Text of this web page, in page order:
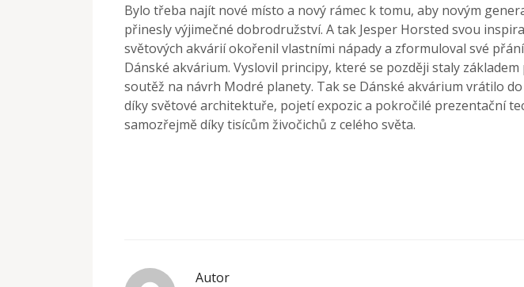
Bylo třeba najít nové místo a nový rámec k tomu, aby novým
přinesly výjimečné dobrodružství. A tak Jesper Horsted svou
světových akvárií okořenil vlastními nápady a zformuloval své
Dánské akvárium. Vyslovil principy, které se později staly
soutěž na návrh Modré planety. Tak se Dánské akvárium vrátilo
díky světové architektuře, pojetí expozic a pokročilé prezentační
samozřejmě díky tisícům živočichů z celého světa.
Autor